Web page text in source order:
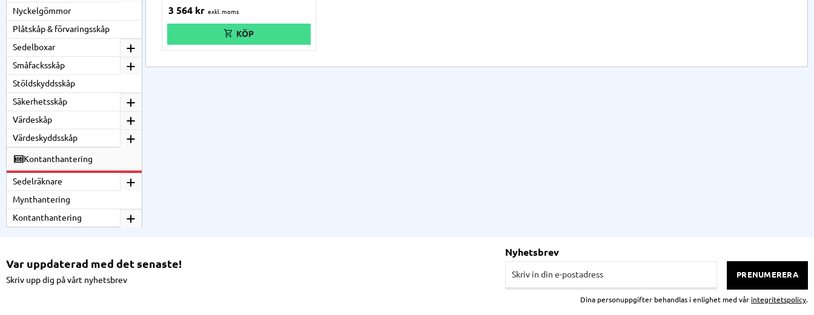
Parkoppling med QR-kod. USB-kabel ingår.
3 564 kr
Nyckelgömmor
Plåtskåp & förvaringsskåp
Sedelboxar
Småfacksskåp
Stöldskyddsskåp
Säkerhetsskåp
Värdeskåp
Värdeskyddsskåp
Kontanthantering
Sedelräknare
Mynthantering
Kontanthantering
Var uppdaterad med det senaste!
Skriv upp dig på vårt nyhetsbrev
Nyhetsbrev
PRENUMERERA
Dina personuppgifter behandlas i enlighet med vår integritetspolicy.